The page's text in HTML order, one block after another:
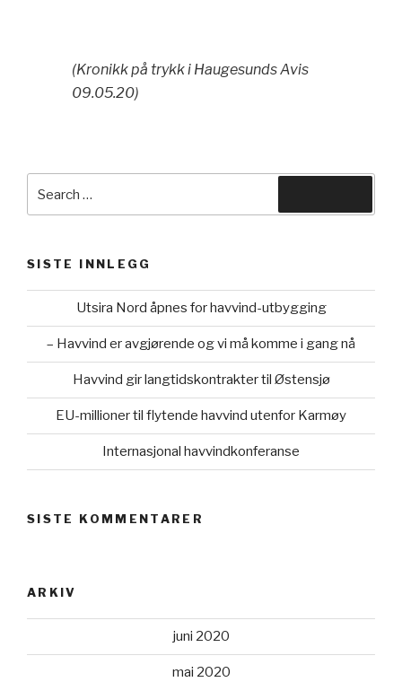
(Kronikk på trykk i Haugesunds Avis
09.05.20)
SISTE INNLEGG
Utsira Nord åpnes for havvind-utbygging
– Havvind er avgjørende og vi må komme i gang nå
Havvind gir langtidskontrakter til Østensjø
EU-millioner til flytende havvind utenfor Karmøy
Internasjonal havvindkonferanse
SISTE KOMMENTARER
ARKIV
juni 2020
mai 2020